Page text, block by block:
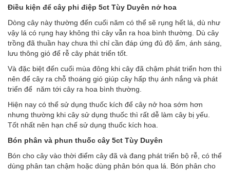
Điều kiện để cây phi điệp 5ct Tùy Duyên nở hoa
Dòng cây này thường đến cuối năm có thể sẽ rụng hết lá, dù như
vậy lá có rụng hay không thì cây vẫn ra hoa bình thường. Dù cây
trồng đã thuần hay chưa thì chỉ cần đáp ứng đủ độ ẩm, ánh sáng,
lưu thông gió để rễ cây phát triển tốt.
Và đặc biệt đến cuối mùa đông khi cây đã chậm phát triển hơn thì
nên để cây ra chỗ thoáng gió giúp cây hấp thụ ánh nắng và phát
triển để năm tới cây ra hoa bình thường.
Hiện nay có thể sử dụng thuốc kích để cây nở hoa sớm hơn
nhưng thường khi cây sử dụng thuốc thì rất dễ làm cây bị yếu.
Tốt nhất nên hạn chế sử dụng thuốc kích hoa.
Bón phân và phun thuốc cây 5ct Tùy Duyên
Bón cho cây vào thời điểm cây đã và đang phát triển bộ rễ, có thể
dùng phân tan chậm hoặc dùng phân bón qua lá. Bón phân cho